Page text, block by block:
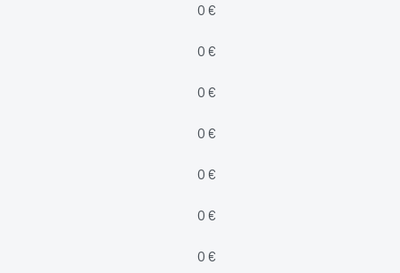
0 €
0 €
0 €
0 €
0 €
0 €
0 €